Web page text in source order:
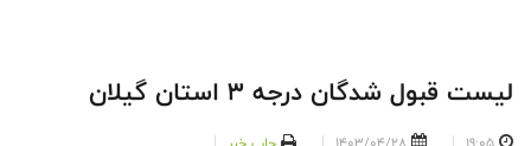
ليست قبول شدگان درجه ٣ استان گيلان